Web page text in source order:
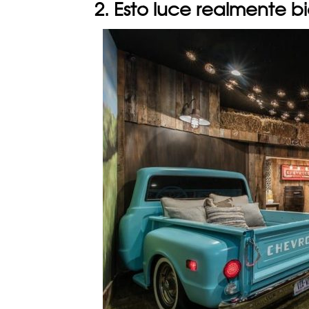
2. Esto luce realmente